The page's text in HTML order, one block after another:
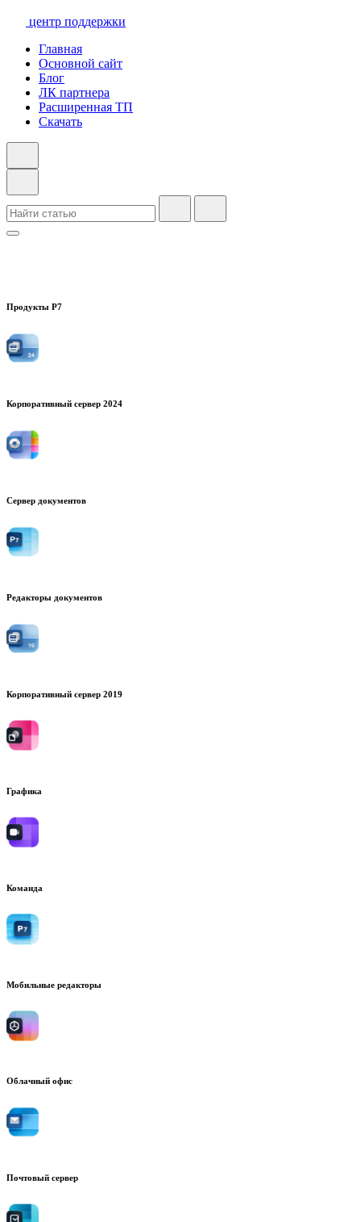
центр поддержки
Главная
Основной сайт
Блог
ЛК партнера
Расширенная ТП
Скачать
Продукты Р7
Корпоративный сервер 2024
Сервер документов
Редакторы документов
Корпоративный сервер 2019
Графика
Команда
Мобильные редакторы
Облачный офис
Почтовый сервер